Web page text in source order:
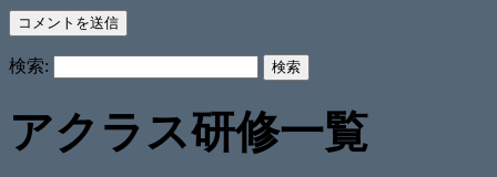
検索:
アクラス研修一覧